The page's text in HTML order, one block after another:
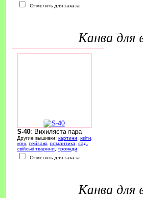
Отметить для заказа
канва
S-40: Вихиляста пара
Другие вышивки: картини квіти
коні, пейзажі, романтика сад
свійські тварини
троянди
Отметить для заказа
канва